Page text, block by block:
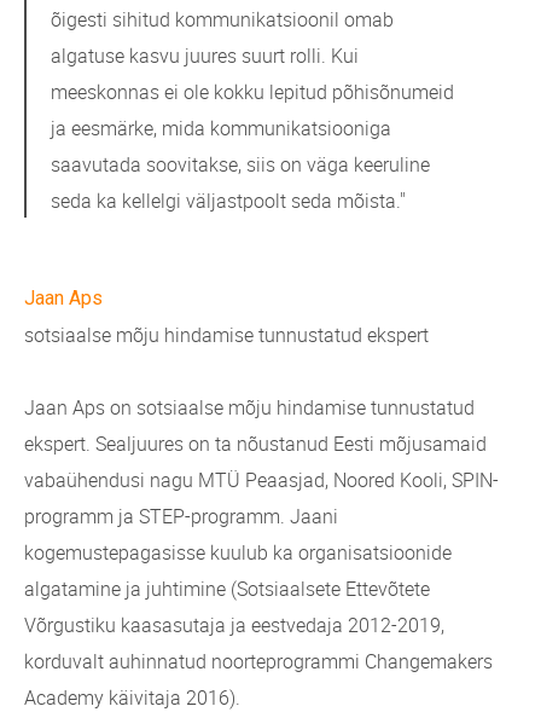
õigesti sihitud kommunikatsioonil omab
algatuse kasvu juures suurt rolli. Kui
meeskonnas ei ole kokku lepitud põhisõnumeid
ja eesmärke, mida kommunikatsiooniga
saavutada soovitakse, siis on väga keeruline
seda ka kellelgi väljastpoolt seda mõista."
Jaan Aps
sotsiaalse mõju hindamise tunnustatud ekspert
Jaan Aps on sotsiaalse mõju hindamise tunnustatud
ekspert. Sealjuures on ta nõustanud Eesti mõjusamaid
vabaühendusi nagu MTÜ Peaasjad, Noored Kooli, SPIN-
programm ja STEP-programm. Jaani
kogemustepagasisse kuulub ka organisatsioonide
algatamine ja juhtimine (Sotsiaalsete Ettevõtete
Võrgustiku kaasasutaja ja eestvedaja 2012-2019,
korduvalt auhinnatud noorteprogrammi Changemakers
Academy käivitaja 2016).